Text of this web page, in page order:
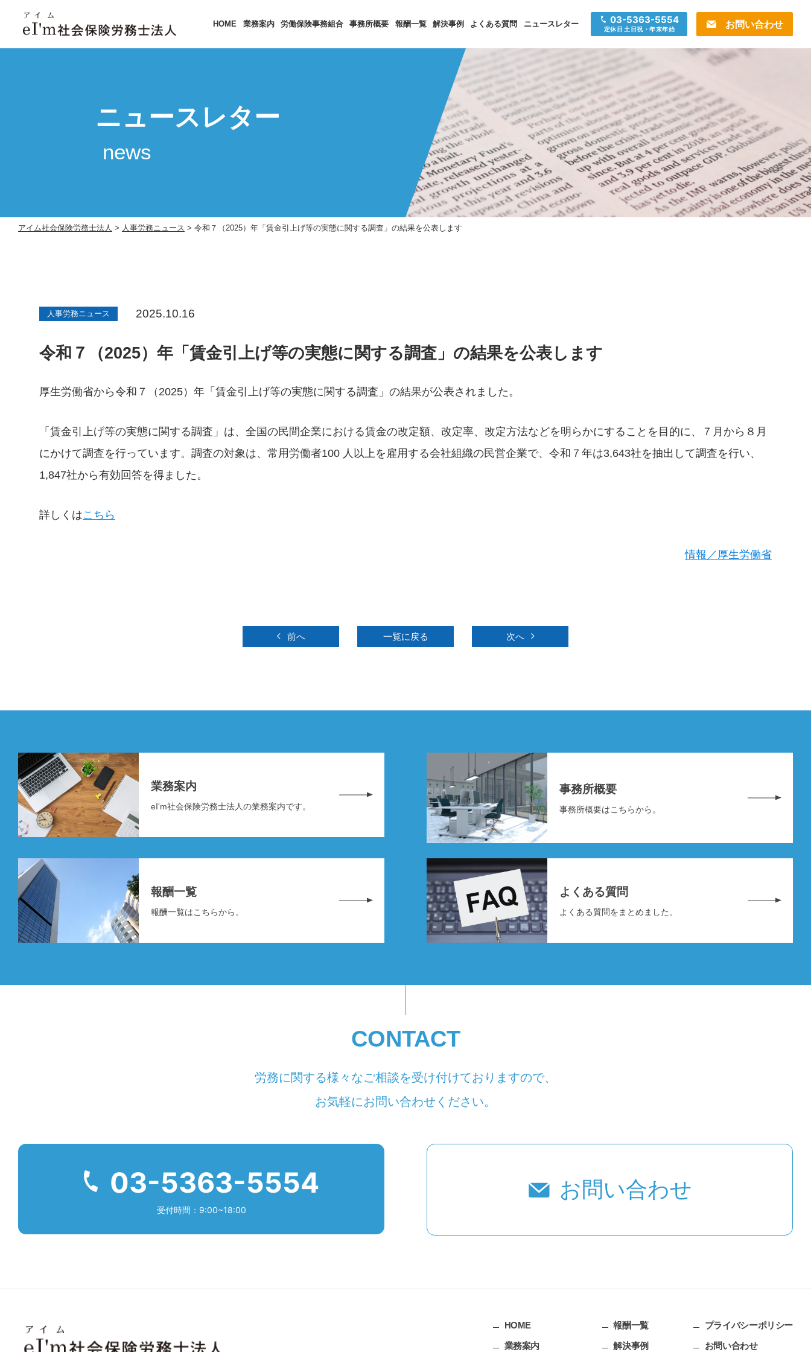
HOME 業務案内 労働保険事務組合 事務所概要 報酬一覧 解決事例 よくある質問 ニュースレター 03-5363-5554
定休日 土日祝・年末年始 お問い合わせ
ニュースレター
news
アイム社会保険労務士法人 > 人事労務ニュース > 令和７（2025）年「賃金引上げ等の実態に関する調査」の結果を公表します
人事労務ニュース 2025.10.16
令和７（2025）年「賃金引上げ等の実態に関する調査」の結果を公表します
厚生労働省から令和７（2025）年「賃金引上げ等の実態に関する調査」の結果が公表されました。
「賃金引上げ等の実態に関する調査」は、全国の民間企業における賃金の改定額、改定率、改定方法などを明らかにすることを目的に、７月から８月
にかけて調査を行っています。調査の対象は、常用労働者100 人以上を雇用する会社組織の民営企業で、令和７年は3,643社を抽出して調査を行い、
1,847社から有効回答を得ました。
詳しくはこちら
情報／厚生労働省
前へ 一覧に戻る 次へ
業務案内
eI'm社会保険労務士法人の業務案内です。
事務所概要
事務所概要はこちらから。
報酬一覧
報酬一覧はこちらから。
よくある質問
よくある質問をまとめました。
CONTACT
労務に関する様々なご相談を受け付けておりますので、
お気軽にお問い合わせください。
03-5363-5554
受付時間：9:00~18:00
お問い合わせ
HOME
業務案内
報酬一覧
解決事例
プライバシーポリシー
お問い合わせ